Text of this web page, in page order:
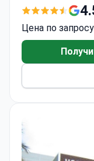
предоставляя
пациентов
Содружества,
Австралии.
Цена по запросу